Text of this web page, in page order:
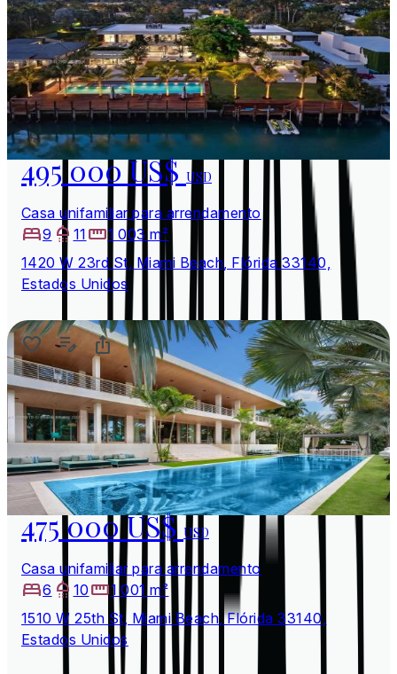
495 000 US$USD
Casa unifamiliar para arrendamento
9
11
1 003 m²
1420 W 23rd St, Miami Beach, Flórida 33140,
Estados Unidos
475 000 US$USD
Casa unifamiliar para arrendamento
6
10
1 001 m²
1510 W 25th St, Miami Beach, Flórida 33140,
Estados Unidos